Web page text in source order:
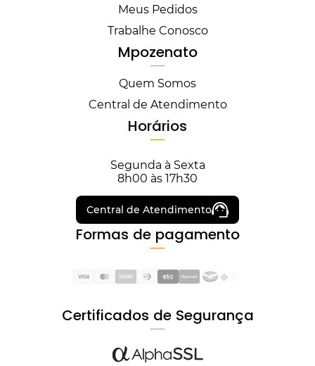
Meus Pedidos
Trabalhe Conosco
Mpozenato
Quem Somos
Central de Atendimento
Horários
Segunda à Sexta
8h00 às 17h30
Central de Atendimento
Formas de pagamento
Certificados de Segurança